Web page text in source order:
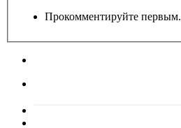
Прокомментируйте первым.